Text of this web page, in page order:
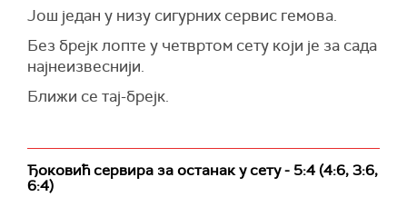
Још један у низу сигурних сервис гемова.
Без брејк лопте у четвртом сету који је за сада
најнеизвеснији.
Ближи се тај-брејк.
Ђоковић сервира за останак у сету - 5:4 (4:6, 3:6,
6:4)